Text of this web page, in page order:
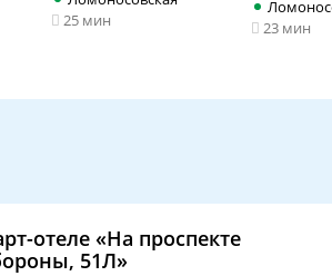
25 мин
23 мин
отеле «На проспекте
51Л»